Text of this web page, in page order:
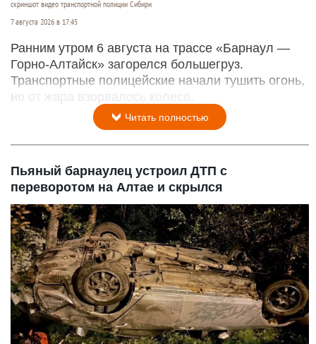
скриншот видео транспортной полиции Сибири
7 августа 2026 в 17:45
Ранним утром 6 августа на трассе «Барнаул —
Горно-Алтайск» загорелся большегруз.
Транспортные полицейские начали тушить огонь,
но от жара взорвалось колесо.
Читать полностью
Пьяный барнаулец устроил ДТП с
переворотом на Алтае и скрылся